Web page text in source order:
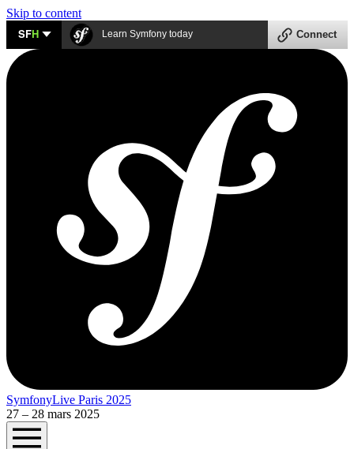
Skip to content
SFH Learn Symfony today Connect
SymfonyLive Paris 2025
27 – 28 mars 2025